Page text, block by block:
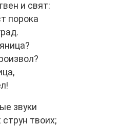
и свят:
порока
звуки
твоих;